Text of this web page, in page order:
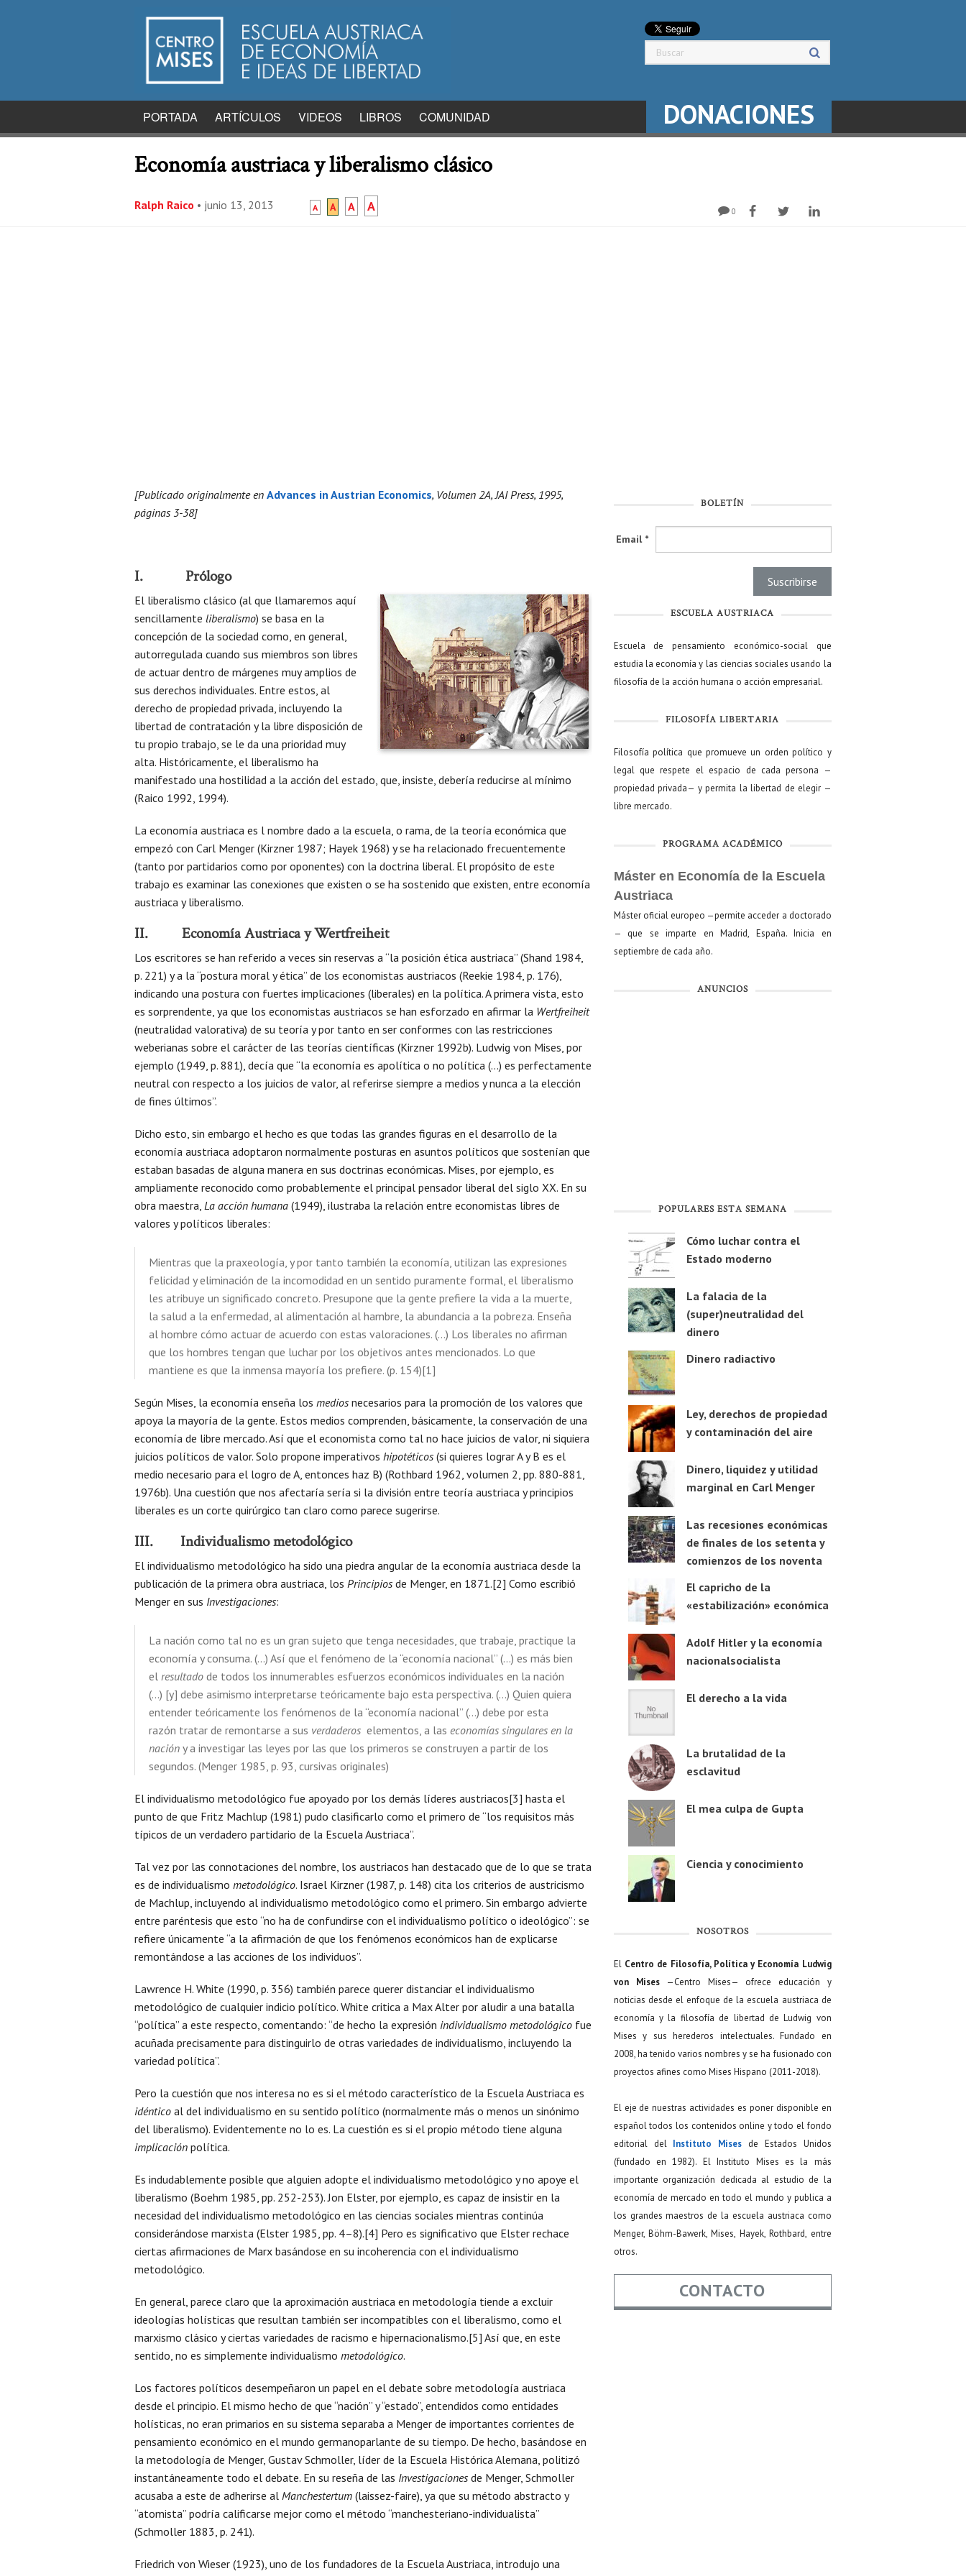
PORTADA ARTÍCULOS VIDEOS LIBROS COMUNIDAD DONACIONES
Economía austriaca y liberalismo clásico
Ralph Raico • junio 13, 2013 A A A A 0
[Publicado originalmente en Advances in Austrian Economics, Volumen 2A, JAI Press, 1995,
páginas 3-38]
I. Prólogo
El liberalismo clásico (al que llamaremos aquí
sencillamente liberalismo) se basa en la
concepción de la sociedad como, en general,
autorregulada cuando sus miembros son libres
de actuar dentro de márgenes muy amplios de
sus derechos individuales. Entre estos, al
derecho de propiedad privada, incluyendo la
libertad de contratación y la libre disposición de
tu propio trabajo, se le da una prioridad muy
alta. Históricamente, el liberalismo ha
manifestado una hostilidad a la acción del estado, que, insiste, debería reducirse al mínimo
(Raico 1992, 1994).
La economía austriaca es l nombre dado a la escuela, o rama, de la teoría económica que
empezó con Carl Menger (Kirzner 1987; Hayek 1968) y se ha relacionado frecuentemente
(tanto por partidarios como por oponentes) con la doctrina liberal. El propósito de este
trabajo es examinar las conexiones que existen o se ha sostenido que existen, entre economía
austriaca y liberalismo.
II. Economía Austriaca y Wertfreiheit
Los escritores se han referido a veces sin reservas a “la posición ética austriaca” (Shand 1984,
p. 221) y a la “postura moral y ética” de los economistas austriacos (Reekie 1984, p. 176),
indicando una postura con fuertes implicaciones (liberales) en la política. A primera vista, esto
es sorprendente, ya que los economistas austriacos se han esforzado en afirmar la Wertfreiheit
(neutralidad valorativa) de su teoría y por tanto en ser conformes con las restricciones
weberianas sobre el carácter de las teorías científicas (Kirzner 1992b). Ludwig von Mises, por
ejemplo (1949, p. 881), decía que “la economía es apolítica o no política (…) es perfectamente
neutral con respecto a los juicios de valor, al referirse siempre a medios y nunca a la elección
de fines últimos”.
Dicho esto, sin embargo el hecho es que todas las grandes figuras en el desarrollo de la
economía austriaca adoptaron normalmente posturas en asuntos políticos que sostenían que
estaban basadas de alguna manera en sus doctrinas económicas. Mises, por ejemplo, es
ampliamente reconocido como probablemente el principal pensador liberal del siglo XX. En su
obra maestra, La acción humana (1949), ilustraba la relación entre economistas libres de
valores y políticos liberales:
Mientras que la praxeología, y por tanto también la economía, utilizan las expresiones
felicidad y eliminación de la incomodidad en un sentido puramente formal, el liberalismo
les atribuye un significado concreto. Presupone que la gente prefiere la vida a la muerte,
la salud a la enfermedad, al alimentación al hambre, la abundancia a la pobreza. Enseña
al hombre cómo actuar de acuerdo con estas valoraciones. (…) Los liberales no afirman
que los hombres tengan que luchar por los objetivos antes mencionados. Lo que
mantiene es que la inmensa mayoría los prefiere. (p. 154)[1]
Según Mises, la economía enseña los medios necesarios para la promoción de los valores que
apoya la mayoría de la gente. Estos medios comprenden, básicamente, la conservación de una
economía de libre mercado. Así que el economista como tal no hace juicios de valor, ni siquiera
juicios políticos de valor. Solo propone imperativos hipotéticos (si quieres lograr A y B es el
medio necesario para el logro de A, entonces haz B) (Rothbard 1962, volumen 2, pp. 880-881,
1976b). Una cuestión que nos afectaría sería si la división entre teoría austriaca y principios
liberales es un corte quirúrgico tan claro como parece sugerirse.
III. Individualismo metodológico
El individualismo metodológico ha sido una piedra angular de la economía austriaca desde la
publicación de la primera obra austriaca, los Principios de Menger, en 1871.[2] Como escribió
Menger en sus Investigaciones:
La nación como tal no es un gran sujeto que tenga necesidades, que trabaje, practique la
economía y consuma. (…) Así que el fenómeno de la “economía nacional” (…) es más bien
el resultado de todos los innumerables esfuerzos económicos individuales en la nación
(…) [y] debe asimismo interpretarse teóricamente bajo esta perspectiva. (…) Quien quiera
entender teóricamente los fenómenos de la “economía nacional” (…) debe por esta
razón tratar de remontarse a sus verdaderos elementos, a las economías singulares en la
nación y a investigar las leyes por las que los primeros se construyen a partir de los
segundos. (Menger 1985, p. 93, cursivas originales)
El individualismo metodológico fue apoyado por los demás líderes austriacos[3] hasta el
punto de que Fritz Machlup (1981) pudo clasificarlo como el primero de “los requisitos más
típicos de un verdadero partidario de la Escuela Austriaca”.
Tal vez por las connotaciones del nombre, los austriacos han destacado que de lo que se trata
es de individualismo metodológico. Israel Kirzner (1987, p. 148) cita los criterios de austricismo
de Machlup, incluyendo al individualismo metodológico como el primero. Sin embargo advierte
entre paréntesis que esto “no ha de confundirse con el individualismo político o ideológico”: se
refiere únicamente “a la afirmación de que los fenómenos económicos han de explicarse
remontándose a las acciones de los individuos”.
Lawrence H. White (1990, p. 356) también parece querer distanciar el individualismo
metodológico de cualquier indicio político. White critica a Max Alter por aludir a una batalla
“política” a este respecto, comentando: “de hecho la expresión individualismo metodológico fue
acuñada precisamente para distinguirlo de otras variedades de individualismo, incluyendo la
variedad política”.
Pero la cuestión que nos interesa no es si el método característico de la Escuela Austriaca es
idéntico al del individualismo en su sentido político (normalmente más o menos un sinónimo
del liberalismo). Evidentemente no lo es. La cuestión es si el propio método tiene alguna
implicación política.
Es indudablemente posible que alguien adopte el individualismo metodológico y no apoye el
liberalismo (Boehm 1985, pp. 252-253). Jon Elster, por ejemplo, es capaz de insistir en la
necesidad del individualismo metodológico en las ciencias sociales mientras continúa
considerándose marxista (Elster 1985, pp. 4–8).[4] Pero es significativo que Elster rechace
ciertas afirmaciones de Marx basándose en su incoherencia con el individualismo
metodológico.
En general, parece claro que la aproximación austriaca en metodología tiende a excluir
ideologías holísticas que resultan también ser incompatibles con el liberalismo, como el
marxismo clásico y ciertas variedades de racismo e hipernacionalismo.[5] Así que, en este
sentido, no es simplemente individualismo metodológico.
Los factores políticos desempeñaron un papel en el debate sobre metodología austriaca
desde el principio. El mismo hecho de que “nación” y “estado”, entendidos como entidades
holísticas, no eran primarios en su sistema separaba a Menger de importantes corrientes de
pensamiento económico en el mundo germanoparlante de su tiempo. De hecho, basándose en
la metodología de Menger, Gustav Schmoller, líder de la Escuela Histórica Alemana, politizó
instantáneamente todo el debate. En su reseña de las Investigaciones de Menger, Schmoller
acusaba a este de adherirse al Manchestertum (laissez-faire), ya que su método abstracto y
“atomista” podría calificarse mejor como el método “manchesteriano-individualista”
(Schmoller 1883, p. 241).
Friedrich von Wieser (1923), uno de los fundadores de la Escuela Austriaca, introdujo una
BOLETÍN
Email *
ESCUELA AUSTRIACA
Escuela de pensamiento económico-social que
estudia la economía y las ciencias sociales usando la
filosofía de la acción humana o acción empresarial.
FILOSOFÍA LIBERTARIA
Filosofía política que promueve un orden político y
legal que respete el espacio de cada persona —
propiedad privada— y permita la libertad de elegir —
libre mercado.
PROGRAMA ACADÉMICO
Máster en Economía de la Escuela
Austriaca
Máster oficial europeo —permite acceder a doctorado
— que se imparte en Madrid, España. Inicia en
septiembre de cada año.
ANUNCIOS
POPULARES ESTA SEMANA
Cómo luchar contra el
Estado moderno
La falacia de la
(super)neutralidad del
dinero
Dinero radiactivo
Ley, derechos de propiedad
y contaminación del aire
Dinero, liquidez y utilidad
marginal en Carl Menger
Las recesiones económicas
de finales de los setenta y
comienzos de los noventa
El capricho de la
«estabilización» económica
Adolf Hitler y la economía
nacionalsocialista
El derecho a la vida
La brutalidad de la
esclavitud
El mea culpa de Gupta
Ciencia y conocimiento
NOSOTROS
El Centro de Filosofía, Política y Economía Ludwig
von Mises—Centro Mises— ofrece educación y
noticias desde el enfoque de la escuela austriaca de
economía y la filosofía de libertad de Ludwig von
Mises y sus herederos intelectuales. Fundado en
2008, ha tenido varios nombres y se ha fusionado con
proyectos afines como Mises Hispano (2011-2018).
El eje de nuestras actividades es poner disponible en
español todos los contenidos online y todo el fondo
editorial del Instituto Mises de Estados Unidos
(fundado en 1982). El Instituto Mises es la más
importante organización dedicada al estudio de la
economía de mercado en todo el mundo y publica a
los grandes maestros de la escuela austriaca como
Menger, Böhm-Bawerk, Mises, Hayek, Rothbard, entre
otros.
CONTACTO